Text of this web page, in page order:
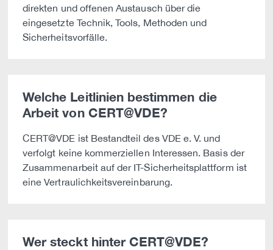
direkten und offenen Austausch über die
eingesetzte Technik, Tools, Methoden und
Sicherheitsvorfälle.
Welche Leitlinien bestimmen die
Arbeit von CERT@VDE?
CERT@VDE ist Bestandteil des VDE e. V. und
verfolgt keine kommerziellen Interessen. Basis der
Zusammenarbeit auf der IT-Sicherheitsplattform ist
eine Vertraulichkeitsvereinbarung.
Wer steckt hinter CERT@VDE?